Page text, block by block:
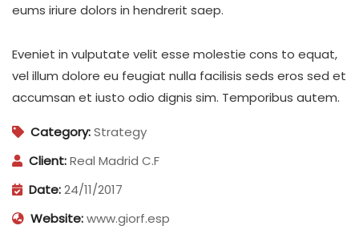
eums iriure dolors in hendrerit saep.
Eveniet in vulputate velit esse molestie cons to equat,
vel illum dolore eu feugiat nulla facilisis seds eros sed et
accumsan et iusto odio dignis sim. Temporibus autem.
Category:Strategy
Client:Real Madrid C.F
Date:24/11/2017
Website:www.giorf.esp